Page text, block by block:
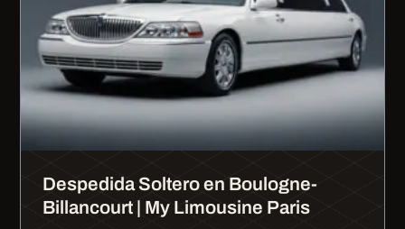
Despedida Soltero en Boulogne-
Billancourt | My Limousine Paris